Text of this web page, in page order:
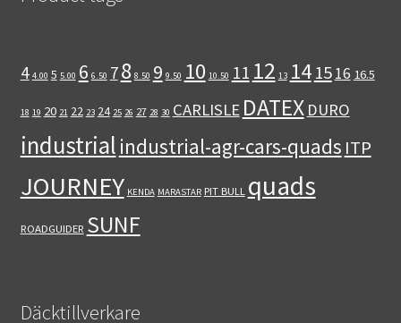
4 4.00 5 5.00 6 6.50 78 8.50 9 9.50 10 10.50 11 12 13 14 1516 16.5
18 19 20 21 22 23 24 25 26 27 28 30 CARLISLE DATEX DURO
industrial industrial-agr-cars-quads ITP
JOURNEY KENDA MARASTAR PIT BULL quads
ROADGUIDER SUNF
Däcktillverkare